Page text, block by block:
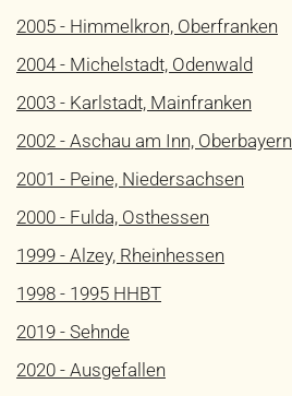
2005 - Himmelkron, Oberfranken
2004 - Michelstadt, Odenwald
2003 - Karlstadt, Mainfranken
2002 - Aschau am Inn, Oberbayern
2001 - Peine, Niedersachsen
2000 - Fulda, Osthessen
1999 - Alzey, Rheinhessen
1998 - 1995 HHBT
2019 - Sehnde
2020 - Ausgefallen